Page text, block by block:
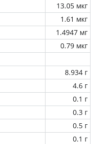
13.05 мкг
1.61 мкг
1.4947 мг
0.79 мкг
8.934 г
4.6 г
0.1 г
0.3 г
0.5 г
0.1 г